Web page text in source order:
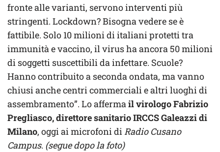
fronte alle varianti, servono interventi più
stringenti. Lockdown? Bisogna vedere se è
fattibile. Solo 10 milioni di italiani protetti tra
immunità e vaccino, il virus ha ancora 50 milioni
di soggetti suscettibili da infettare. Scuole?
Hanno contribuito a seconda ondata, ma vanno
chiusi anche centri commerciali e altri luoghi di
assembramento”. Lo affermail virologo Fabrizio
Pregliasco, direttore sanitario IRCCS Galeazzi di
Milano, oggi ai microfoni diRadio Cusano
Campus. (segue dopo la foto)